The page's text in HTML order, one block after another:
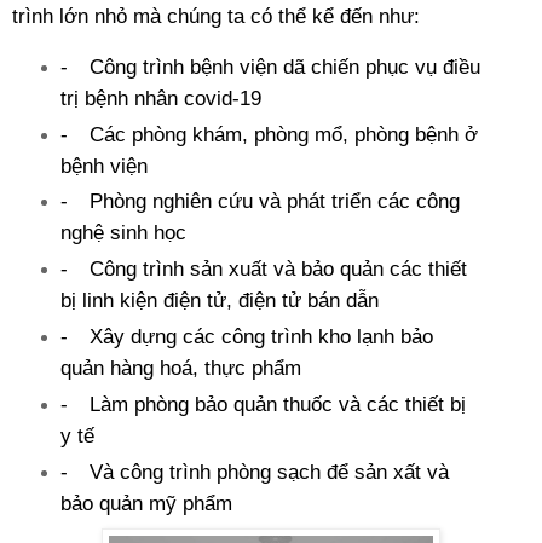
trình lớn nhỏ mà chúng ta có thể kể đến như:
-
Công trình bệnh viện dã chiến phục vụ điều
trị bệnh nhân covid-19
-
Các phòng khám, phòng mổ, phòng bệnh ở
bệnh viện
-
Phòng nghiên cứu và phát triển các công
nghệ sinh học
-
Công trình sản xuất và bảo quản các thiết
bị linh kiện điện tử, điện tử bán dẫn
-
Xây dựng các công trình kho lạnh bảo
quản hàng hoá, thực phẩm
-
Làm phòng bảo quản thuốc và các thiết bị
y tế
-
Và công trình phòng sạch để sản xất và
bảo quản mỹ phẩm